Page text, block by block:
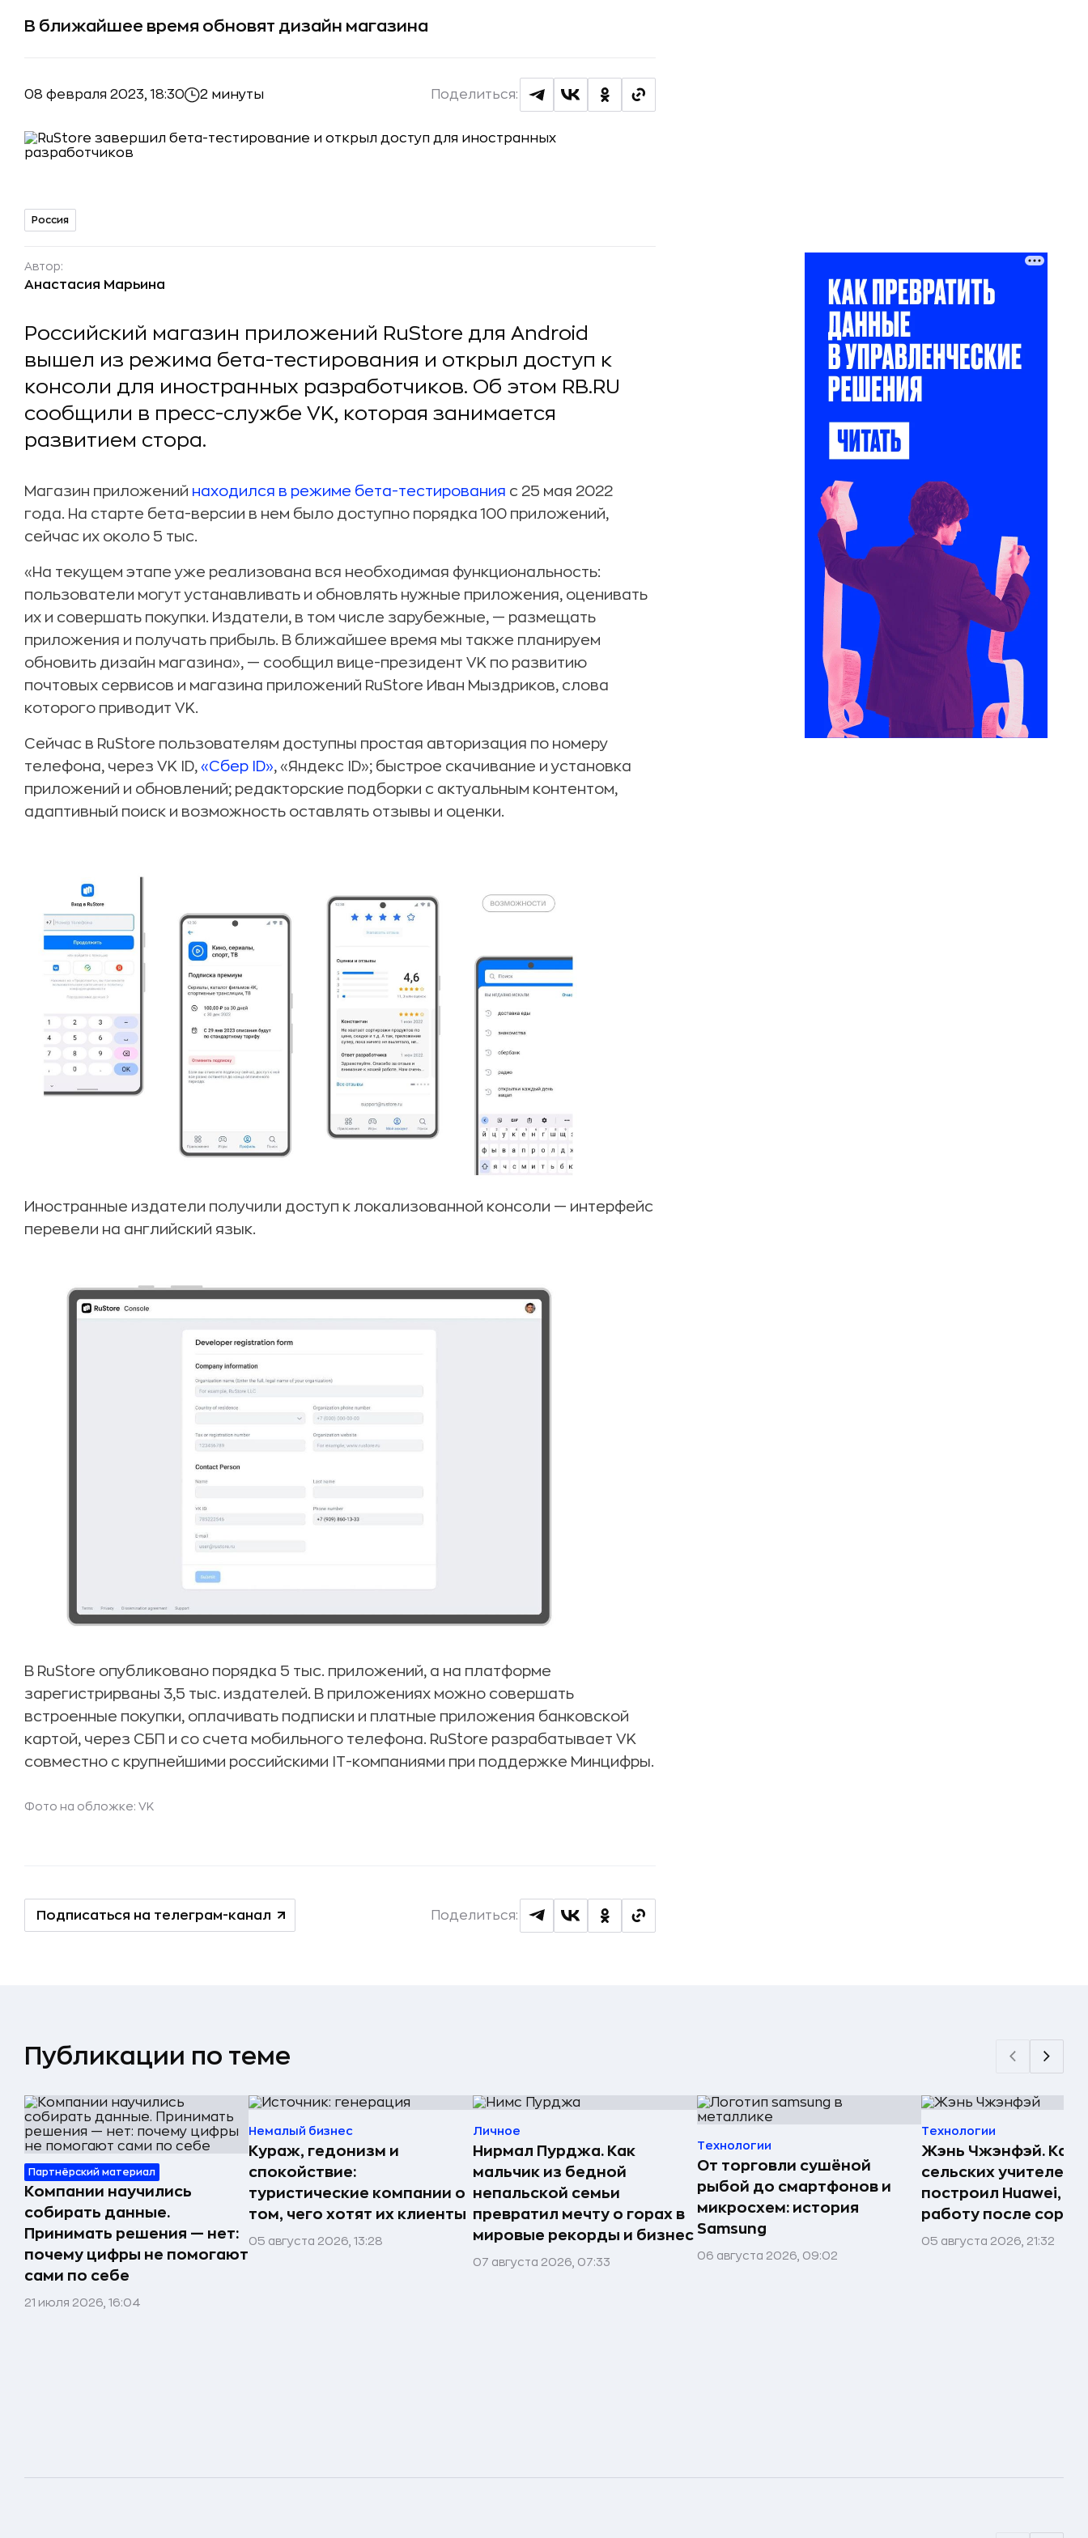
В ближайшее время обновят дизайн магазина
08 февраля 2023, 18:30 2 минуты Поделиться:
Россия
Автор:
Анастасия Марьина
Российский магазин приложений RuStore для Android
вышел из режима бета-тестирования и открыл доступ к
консоли для иностранных разработчиков. Об этом RB.RU
сообщили в пресс-службе VK, которая занимается
развитием стора.
Магазин приложений находился в режиме бета-тестирования с 25 мая 2022
года. На старте бета-версии в нем было доступно порядка 100 приложений,
сейчас их около 5 тыс.
«На текущем этапе уже реализована вся необходимая функциональность:
пользователи могут устанавливать и обновлять нужные приложения, оценивать
их и совершать покупки. Издатели, в том числе зарубежные, — размещать
приложения и получать прибыль. В ближайшее время мы также планируем
обновить дизайн магазина», — сообщил вице-президент VK по развитию
почтовых сервисов и магазина приложений RuStore Иван Мыздриков, слова
которого приводит VK.
Сейчас в RuStore пользователям доступны простая авторизация по номеру
телефона, через VK ID, «Cбер ID», «Яндекс ID»; быстрое скачивание и установка
приложений и обновлений; редакторские подборки с актуальным контентом,
адаптивный поиск и возможность оставлять отзывы и оценки.
Иностранные издатели получили доступ к локализованной консоли — интерфейс
перевели на английский язык.
В RuStore опубликовано порядка 5 тыс. приложений, а на платформе
зарегистрирваны 3,5 тыс. издателей. В приложениях можно совершать
встроенные покупки, оплачивать подписки и платные приложения банковской
картой, через СБП и со счета мобильного телефона. RuStore разрабатывает VK
совместно с крупнейшими российскими IT-компаниями при поддержке Минцифры.
Фото на обложке: VK
Подписаться на телеграм-канал Поделиться:
Публикации по теме
Партнёрский материал
Компании научились
собирать данные.
Принимать решения — нет:
почему цифры не помогают
сами по себе
21 июля 2026, 16:04
Немалый бизнес
Кураж, гедонизм и
спокойствие:
туристические компании о
том, чего хотят их клиенты
05 августа 2026, 13:28
Личное
Нирмал Пурджа. Как
мальчик из бедной
непальской семьи
превратил мечту о горах в
мировые рекорды и бизнес
07 августа 2026, 07:33
Технологии
От торговли сушёной
рыбой до смартфонов и
микросхем: история
Samsung
06 августа 2026, 09:02
Технологии
Жэнь Чжэнфэй. Как
сельских учителей
построил Huawei,
работу после
05 августа 2026, 21:32